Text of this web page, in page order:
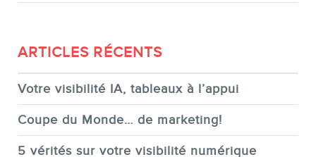
ARTICLES RÉCENTS
Votre visibilité IA, tableaux à l’appui
Coupe du Monde… de marketing!
5 vérités sur votre visibilité numérique